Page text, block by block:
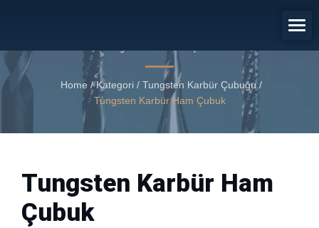
Home / Kategori / Tungsten Karbür Çubuğu /
Tungsten Karbür Ham Çubuk
Tungsten Karbür Ham
Çubuk